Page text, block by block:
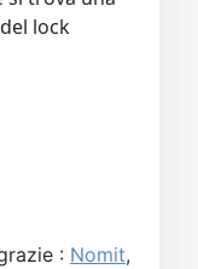
lock
: Nomit,